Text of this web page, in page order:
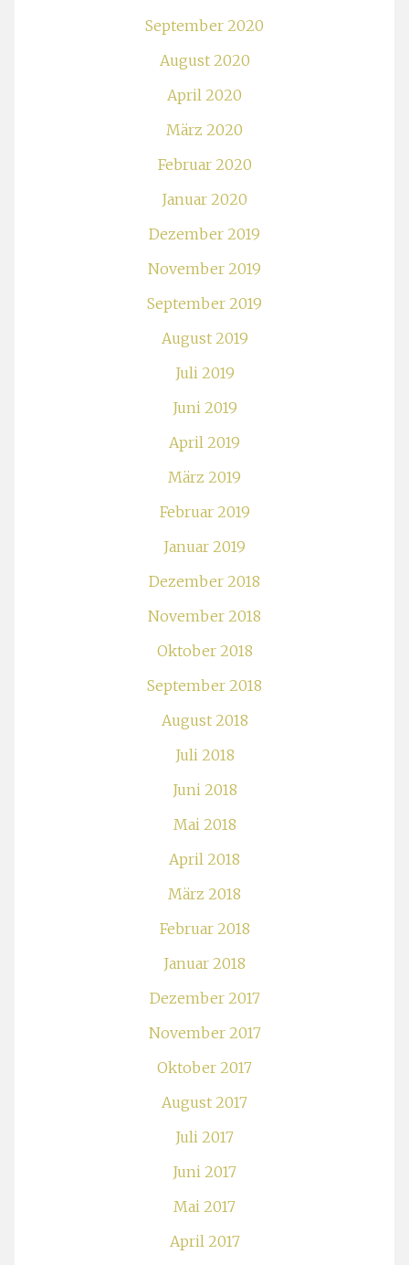
September 2020
August 2020
April 2020
März 2020
Februar 2020
Januar 2020
Dezember 2019
November 2019
September 2019
August 2019
Juli 2019
Juni 2019
April 2019
März 2019
Februar 2019
Januar 2019
Dezember 2018
November 2018
Oktober 2018
September 2018
August 2018
Juli 2018
Juni 2018
Mai 2018
April 2018
März 2018
Februar 2018
Januar 2018
Dezember 2017
November 2017
Oktober 2017
August 2017
Juli 2017
Juni 2017
Mai 2017
April 2017